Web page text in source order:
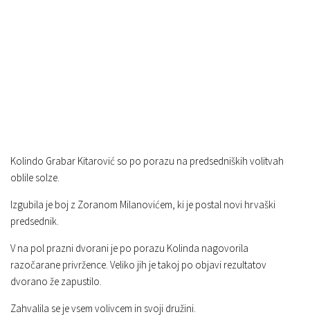
Kolindo Grabar Kitarović so po porazu na predsedniških volitvah
oblile solze.
Izgubila je boj z Zoranom Milanovićem, ki je postal novi hrvaški
predsednik.
V na pol prazni dvorani je po porazu Kolinda nagovorila
razočarane privržence. Veliko jih je takoj po objavi rezultatov
dvorano že zapustilo.
Zahvalila se je vsem volivcem in svoji družini.